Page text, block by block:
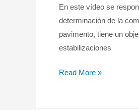
En este vídeo se
determinación de la
pavimento, tiene un
estabilizaciones
Diseño
Read More »